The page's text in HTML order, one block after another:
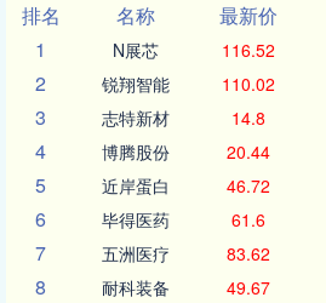
排名
名称 最新价
1
N展芯 116.52
2 锐翔智能 110.02
3 志特新材 14.8
4 博腾股份 20.44
5 近岸蛋白 46.72
6 毕得医药 61.6
7 五洲医疗 83.62
8 耐科装备 49.67